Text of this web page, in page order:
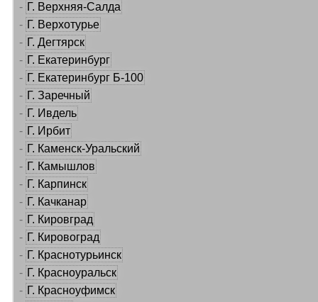
- Г. Верхняя-Салда
- Г. Верхотурье
- Г. Дегтярск
- Г. Екатеринбург
- Г. Екатеринбург Б-100
- Г. Заречный
- Г. Ивдель
- Г. Ирбит
- Г. Каменск-Уральский
- Г. Камышлов
- Г. Карпинск
- Г. Качканар
- Г. Кировград
- Г. Кировоград
- Г. Краснотурьинск
- Г. Красноуральск
- Г. Красноуфимск